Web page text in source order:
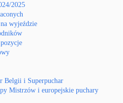
2025
wyjeździe
Belgii i Superpuchar
Mistrzów i europejskie puchary